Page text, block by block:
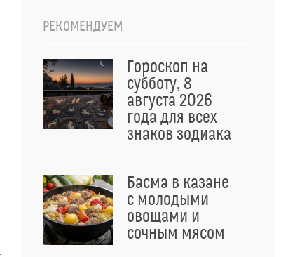
РЕКОМЕНДУЕМ
Гороскоп на
субботу, 8
августа 2026
года для всех
знаков зодиака
Басма в казане
с молодыми
овощами и
сочным мясом